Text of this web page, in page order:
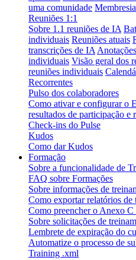
uma comunidade
Reuniões 1:1
Sobre 1.1 reuniões de IA
individuais Reuniões atuais
transcrições de IA
individuais Visão geral dos
reuniões individuais
Recorrentes
Pulso dos colaboradores
Como ativar e configurar o
resultados de participação e
Check-ins do Pulse
Kudos
Como dar Kudos
Formação
Sobre a funcionalidade de
FAQ sobre Formações
Sobre informações de
Como exportar relatórios de
Como preencher o Anexo
Sobre solicitações de
Lembrete de expiração do
Automatize o processo de
Training .xml